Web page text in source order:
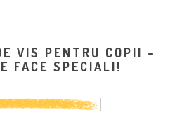
VIS PENTRU COPII –
FACE SPECIALI!